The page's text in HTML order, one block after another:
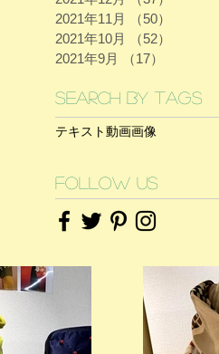
2021年11月
（50）
2021年10月
（52）
2021年9月
（17）
Search By Tags
テキスト動画画像
Follow Us